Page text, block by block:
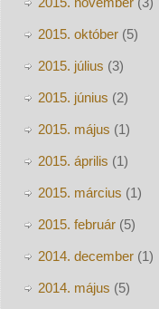
2015. október(5)
2015. július (3)
2015. június (2)
2015. május (1)
2015. április (1)
2015. március (1)
2015. február(5)
2014. december(1)
2014. május (5)